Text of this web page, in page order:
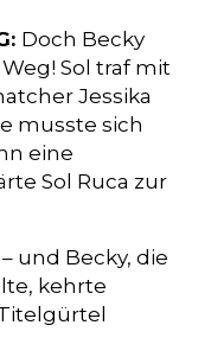
Doch Becky
Sol traf mit
Jessika
musste sich
eine
Sol Ruca zur
und Becky, die
kehrte